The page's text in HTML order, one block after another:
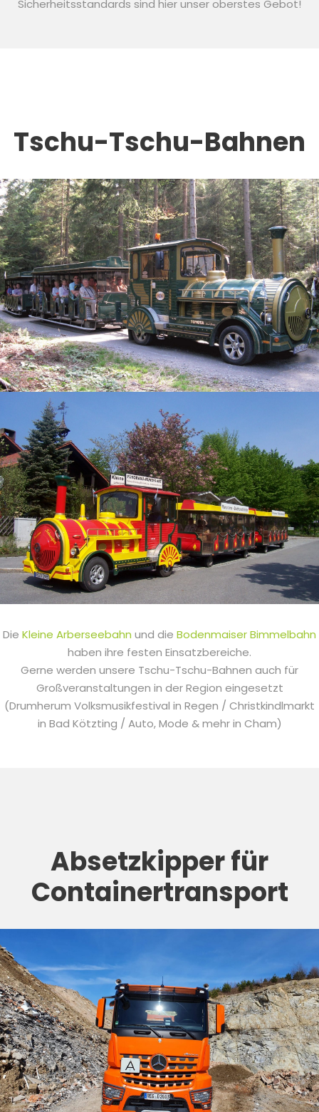
Sicherheitsstandards sind hier unser oberstes Gebot!
Tschu-Tschu-Bahnen
Die Kleine Arberseebahn und die Bodenmaiser Bimmelbahn
haben ihre festen Einsatzbereiche.
Gerne werden unsere Tschu-Tschu-Bahnen auch für
Großveranstaltungen in der Region eingesetzt
(Drumherum Volksmusikfestival in Regen / Christkindlmarkt
in Bad Kötzting / Auto, Mode & mehr in Cham)
Absetzkipper für
Containertransport